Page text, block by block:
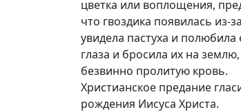
цветка или воплощения,
что гвоздика появилась
увидела пастуха и
глаза и бросила их на
безвинно пролитую кровь.
Христианское предание
рождения Иисуса Христа.